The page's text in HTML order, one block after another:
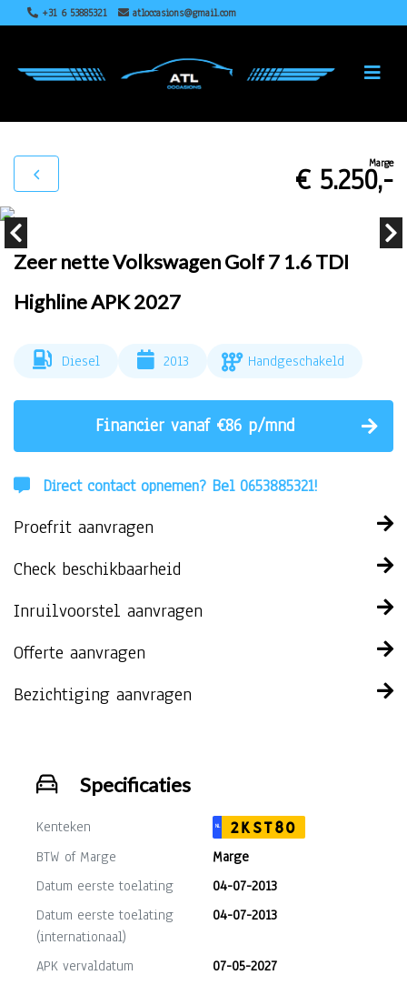
+31 6 53885321 atloccasions@gmail.com
Marge
€ 5.250,-
Zeer nette Volkswagen Golf 7 1.6 TDI
Highline APK 2027
Diesel 2013 Handgeschakeld
Financier vanaf €86 p/mnd
Direct contact opnemen? Bel 0653885321!
Proefrit aanvragen
Check beschikbaarheid
Inruilvoorstel aanvragen
Offerte aanvragen
Bezichtiging aanvragen
Specificaties
Kenteken NL
2KST80
BTW of Marge
Marge
Datum eerste toelating
04-07-2013
Datum eerste toelating
(internationaal)
04-07-2013
APK vervaldatum
07-05-2027